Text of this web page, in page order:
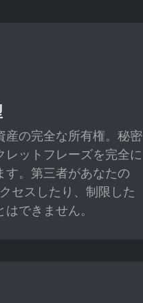
産の完全な所有権。秘密
レットフレーズを完全に
す。第三者があなたの
セスしたり、制限した
はできません。